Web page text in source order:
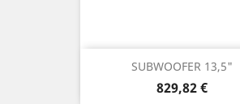
SUBWOOFER 13,5"
Prix
829,82 €